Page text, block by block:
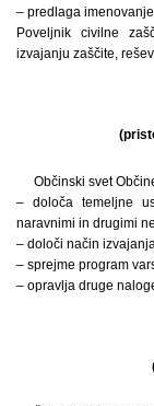
– predlaga
Poveljnik civilne
izvajanju zaščite,
Občinski svet
– določa temeljne
naravnimi in drugimi
– določi način
– sprejme program
– opravlja druge